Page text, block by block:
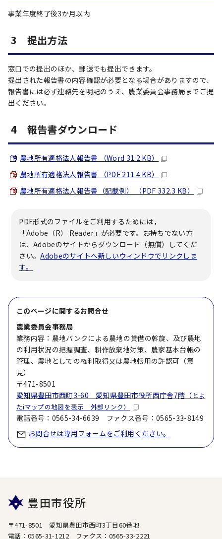
事業年度終了後3か月以内
3 提出方法
窓口での提出のほか、郵送でも提出できます。
提出された報告書の内容確認が必要となる場合がありますので、
報告書には必ず連絡先を明記のうえ、農業委員会事務局までご提
出ください。
4 報告書ダウンロード
農地所有適格法人報告書 （Word 31.2 KB）
農地所有適格法人報告書 （PDF 211.4 KB）
農地所有適格法人報告書（記載例） （PDF 332.3 KB）
PDF形式のファイルをご利用するためには，
「Adobe（R） Reader」が必要です。お持ちでない方
は、Adobeのサイトからダウンロード（無償）してくだ
さい。Adobeのサイトへ新しいウィンドウでリンクしま
す。
このページに関するお問合せ
農業委員会事務局
業務内容：農地バンクによる農地の貸借の斡旋、及び農地
の利用状況の把握調査、耕作放棄地対策、農家基本台帳の
管理、農地としての権利取得又は農地転用の許認可（意
見）
〒471-8501
愛知県豊田市西町3-60 愛知県豊田市役所西庁舎7階（ とよ
たiマップの地図を表示 外部リンク）
電話番号：0565-34-6639 ファクス番号：0565-33-8149
お問合せは専用フォームをご利用ください。
豊田市役所
〒471-8501 愛知県豊田市西町3丁目60番地
電話：0565-31-1212 ファクス：0565-33-2221